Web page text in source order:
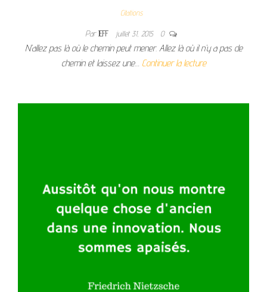
Citations
ParJEFF juillet 31, 2015 0
N’allez pas là où le chemin peut mener. Allez là où il n’y a pas de
chemin et laissez une… Continuer la lecture